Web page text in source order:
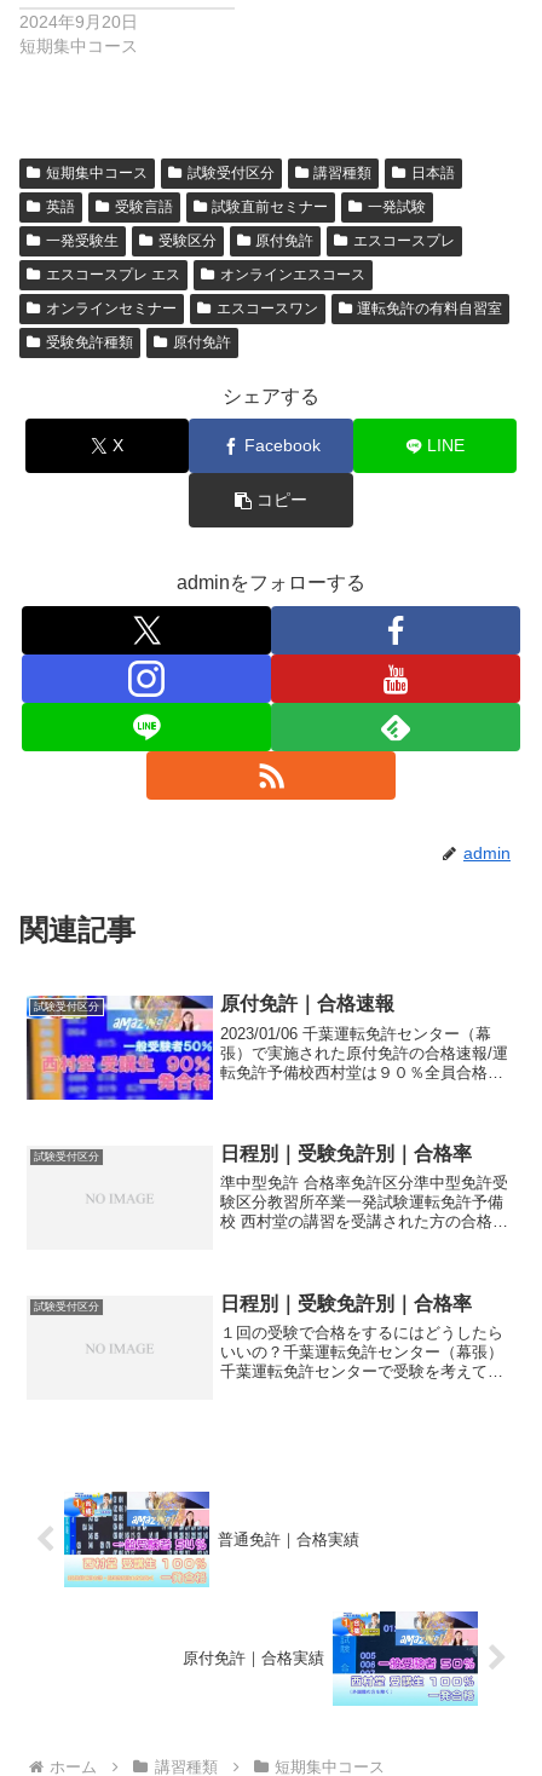
2024年9月20日
短期集中コース
短期集中コース 試験受付区分 講習種類
日本語
英語
受験言語 試験直前セミナー
一発試験
一発受験生
受験区分 原付免許
エスコースプレ
エスコースプレ エス
オンラインエスコース
オンラインセミナー
エスコースワン
運転免許の有料自習室
受験免許種類
原付免許
シェアする
X Facebook LINE
コピー
adminをフォローする
admin
関連記事
試験受付区分 原付免許｜合格速報
2023/01/06 千葉運転免許センター（幕
張）で実施された原付免許の合格速報/運
転免許予備校西村堂は９０％全員合格！
格！
試験受付区分 日程別｜受験免許別｜合格率
準中型免許 合格率免許区分準中型免許受
験区分教習所卒業一発試験運転免許予備
校 西村堂の講習を受講された方の合格率
ミナーオンラインセミ...
試験受付区分 日程別｜受験免許別｜合格率
１回の受験で合格をするにはどうしたら
いいの？千葉運転免許センター（幕張）
千葉運転免許センターで受験を考えてい
普通免許｜合格実績
原付免許｜合格実績
ホーム 講習種類 短期集中コース